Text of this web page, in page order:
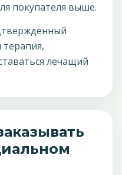
покупателя выше.
терапия,
лечащий